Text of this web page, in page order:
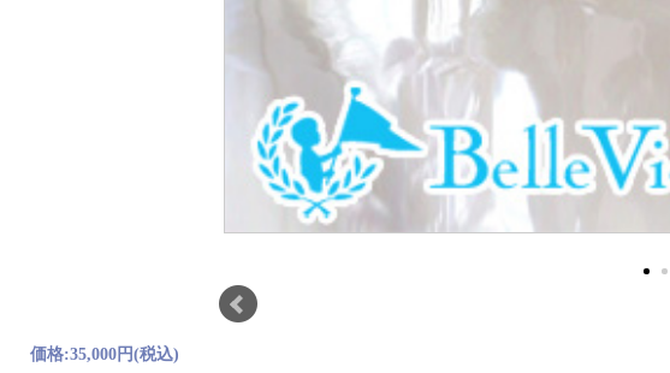
価格:35,000円(税込)